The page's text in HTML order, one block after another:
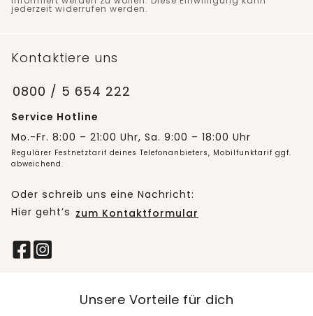
jederzeit widerrufen werden.
Kontaktiere uns
0800 / 5 654 222
Service Hotline
Mo.-Fr. 8:00 – 21:00 Uhr, Sa. 9:00 – 18:00 Uhr
Regulärer Festnetztarif deines Telefonanbieters, Mobilfunktarif ggf.
abweichend.
Oder schreib uns eine Nachricht:
Hier geht’s zum Kontaktformular
Unsere Vorteile für dich